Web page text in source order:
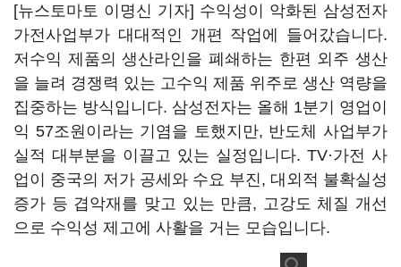
[뉴스토마토 이명신 기자] 수익성이 악화된 삼성전자
가전사업부가 대대적인 개편 작업에 들어갔습니다.
저수익 제품의 생산라인을 폐쇄하는 한편 외주 생산
을 늘려 경쟁력 있는 고수익 제품 위주로 생산 역량을
집중하는 방식입니다. 삼성전자는 올해 1분기 영업이
익 57조원이라는 기염을 토했지만, 반도체 사업부가
실적 대부분을 이끌고 있는 실정입니다. TV·가전 사
업이 중국의 저가 공세와 수요 부진, 대외적 불확실성
증가 등 겹악재를 맞고 있는 만큼, 고강도 체질 개선
으로 수익성 제고에 사활을 거는 모습입니다.